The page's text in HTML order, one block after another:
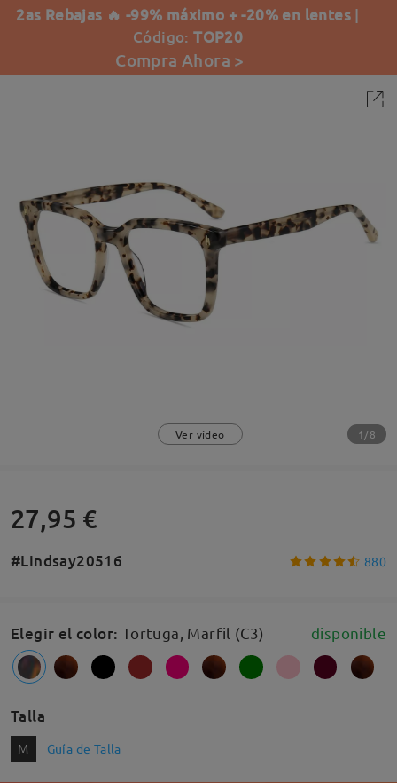
2as Rebajas 🔥 -99% máximo + -20% en lentes |
Código:TOP20
Compra Ahora >
Ver vídeo 1/8
27,95 €
#Lindsay20516 880
Elegir el color: Tortuga, Marfil (C3) disponible
Talla
M Guía de Talla